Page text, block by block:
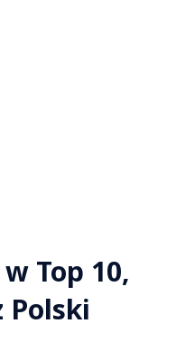
Top 10,
Polski